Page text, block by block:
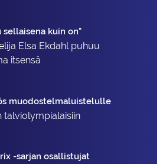
sellaisena kuin on"
Elsa Ekdahl puhuu
itsensä
muodostelmaluistelulle
talviolympialaisiin
-sarjan osallistujat